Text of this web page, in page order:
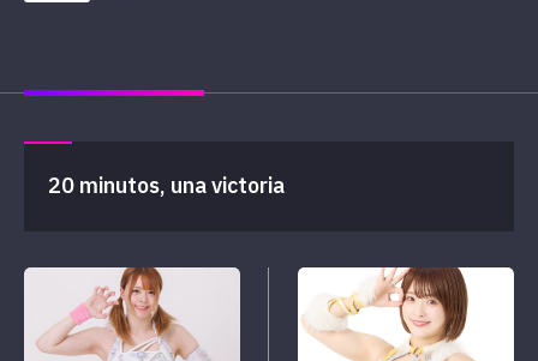
20 minutos, una victoria